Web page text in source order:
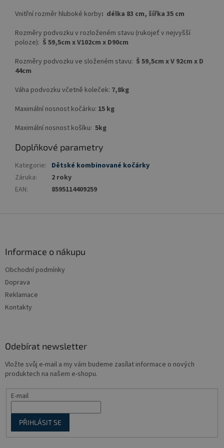
Vnitřní rozměr hluboké korby: délka 83 cm, šířka 35 cm
Rozměry podvozku v rozloženém stavu (rukojeť v nejvyšší
poloze): Š 59,5cm x V102cm x D90cm
Rozměry podvozku ve složeném stavu: Š 59,5cm x V 92cm x D
44cm
Váha podvozku včetně koleček: 7,8kg
Maximální nosnost kočárku: 15 kg
Maximální nosnost košíku: 5kg
Doplňkové parametry
Kategorie: Dětské kombinované kočárky
Záruka:
2 roky
EAN: 8595114409259
Informace o nákupu
Obchodní podmínky
Doprava
Reklamace
Kontakty
Odebírat newsletter
Vložte svůj e-mail a my vám budeme zasílat informace o nových
produktech na našem e-shopu.
E-mail
PŘIHLÁSIT SE